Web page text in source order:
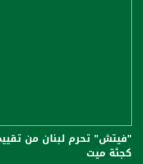
"فيتش" تحرم لبنان من
كجثة ميت